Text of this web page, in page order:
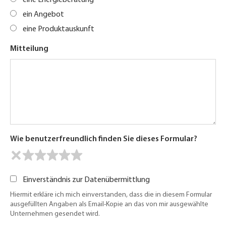
ein Angebot
eine Produktauskunft
Mitteilung
Wie benutzerfreundlich finden Sie dieses Formular?
Einverständnis zur Datenübermittlung
Hiermit erkläre ich mich einverstanden, dass die in diesem Formular
ausgefüllten Angaben als Email-Kopie an das von mir ausgewählte
Unternehmen gesendet wird.